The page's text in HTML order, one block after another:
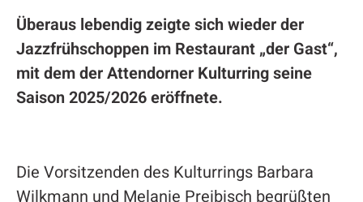
Überaus lebendig zeigte sich wieder der
Jazzfrühschoppen im Restaurant „der Gast“,
mit dem der Attendorner Kulturring seine
Saison 2025/2026 eröffnete.
Die Vorsitzenden des Kulturrings Barbara
Wilkmann und Melanie Preibisch begrüßten